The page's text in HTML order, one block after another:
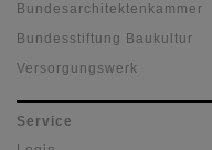
Bundesarchitektenkammer
Bundesstiftung Baukultur
Versorgungswerk
Service